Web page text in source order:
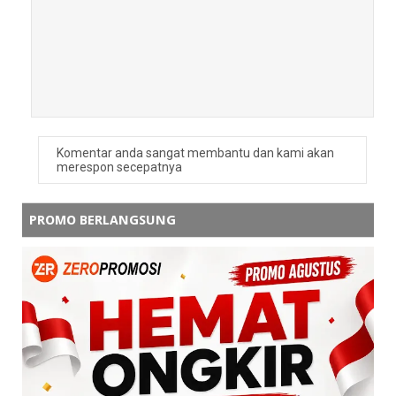
admin zeropromosi
bermanfaat. Semoga informasi seputar
mug promosi custom logo ini
perusahaan.
Makasi infonya min
Balas
Balasan
Komentar anda sangat membantu dan kami akan
merespon secepatnya
PROMO BERLANGSUNG